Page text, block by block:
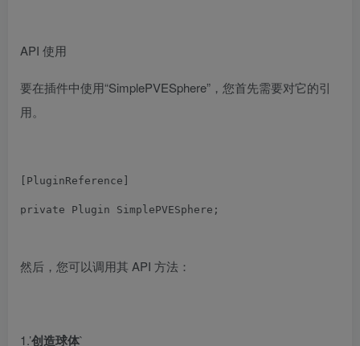
API 使用
要在插件中使用“SimplePVESphere”，您首先需要对它的引
用。
PluginReference
private Plugin SimplePVESphere ;
然后，您可以调用其 API 方法：
1.’创造球体`